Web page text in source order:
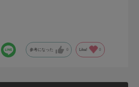
参考になった 0 Like! 0